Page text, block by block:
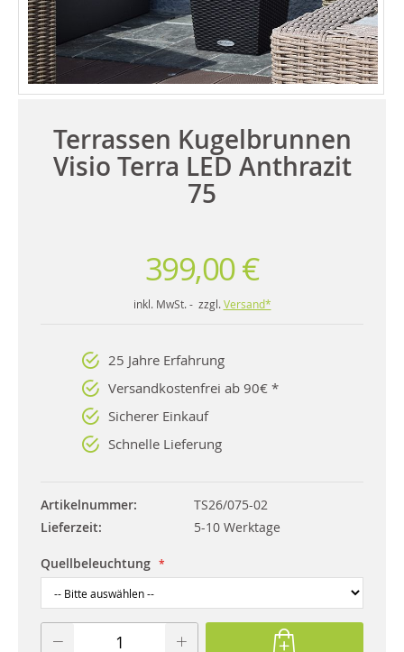
Terrassen Kugelbrunnen
Visio Terra LED Anthrazit
75
399,00 €
inkl. MwSt. - zzgl. Versand*
25 Jahre Erfahrung
Versandkostenfrei ab 90€ *
Sicherer Einkauf
Schnelle Lieferung
Artikelnummer
TS26/075-02
Lieferzeit
5-10 Werktage
Quellbeleuchtung